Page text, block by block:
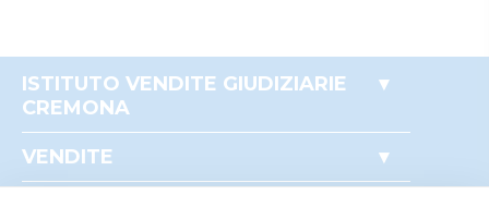
ISTITUTO VENDITE GIUDIZIARIE
CREMONA
Partecipare alle aste
VENDITE
Immobili